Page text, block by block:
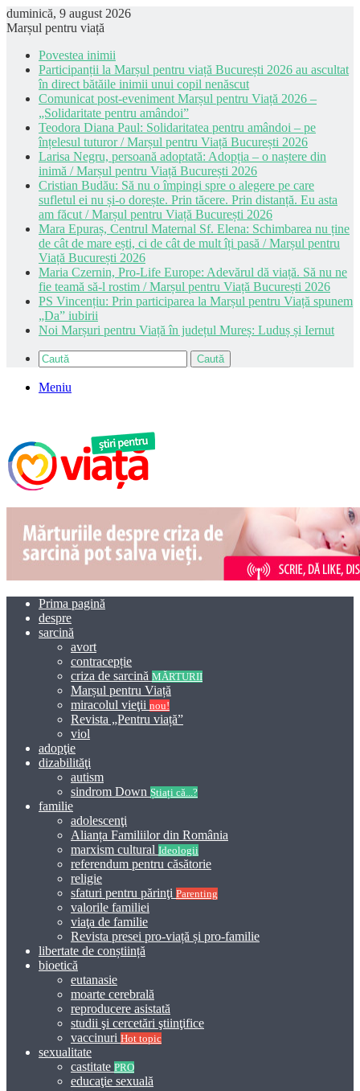
duminică, 9 august 2026
Marșul pentru viață
Povestea inimii
Participanții la Marșul pentru viață București 2026 au ascultat
în direct bătăile inimii unui copil nenăscut
Comunicat post-eveniment Marșul pentru Viață 2026 –
„Solidaritate pentru amândoi”
Teodora Diana Paul: Solidaritatea pentru amândoi – pe
înțelesul tuturor / Marșul pentru Viață București 2026
Larisa Negru, persoană adoptată: Adopția – o naștere din
inimă / Marșul pentru Viață București 2026
Cristian Budău: Să nu o împingi spre o alegere pe care
sufletul ei nu și-o dorește. Prin tăcere. Prin distanță. Eu asta
am făcut / Marșul pentru Viață București 2026
Mara Epuraș, Centrul Maternal Sf. Elena: Schimbarea nu ține
de cât de mare ești, ci de cât de mult îți pasă / Marșul pentru
Viață București 2026
Maria Czernin, Pro-Life Europe: Adevărul dă viață. Să nu ne
fie teamă să-l rostim / Marșul pentru Viață București 2026
PS Vincențiu: Prin participarea la Marșul pentru Viață spunem
„Da” iubirii
Noi Marșuri pentru Viață în județul Mureș: Luduș și Iernut
Caută
Meniu
Prima pagină
despre
sarcină
avort
contracepție
criza de sarcină MĂRTURII
Marșul pentru Viață
miracolul vieţii nou!
Revista „Pentru viață”
viol
adopţie
dizabilităţi
autism
sindrom Down Știați că...?
familie
adolescenţi
Alianța Familiilor din România
marxism cultural Ideologii
referendum pentru căsătorie
religie
sfaturi pentru părinţi Parenting
valorile familiei
viaţa de familie
Revista presei pro-viață și pro-familie
libertate de conștiință
bioetică
eutanasie
moarte cerebrală
reproducere asistată
studii şi cercetări ştiinţifice
vaccinuri Hot topic
sexualitate
castitate PRO
educaţie sexuală